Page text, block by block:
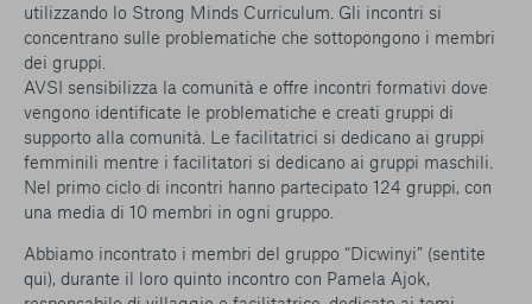
utilizzando lo Strong Minds Curriculum. Gli incontri si
concentrano sulle problematiche che sottopongono i membri
dei gruppi.
AVSI sensibilizza la comunità e offre incontri formativi dove
vengono identificate le problematiche e creati gruppi di
supporto alla comunità. Le facilitatrici si dedicano ai gruppi
femminili mentre i facilitatori si dedicano ai gruppi maschili.
Nel primo ciclo di incontri hanno partecipato 124 gruppi, con
una media di 10 membri in ogni gruppo.
Abbiamo incontrato i membri del gruppo “Dicwinyi” (sentite
qui), durante il loro quinto incontro con Pamela Ajok,